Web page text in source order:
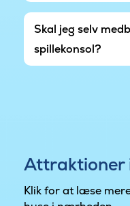
Skal jeg selv
spillekonsol?
Attraktioner
Klik for at læse